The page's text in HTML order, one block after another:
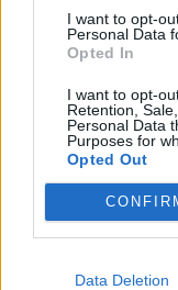
I want to opt-
Personal Data
Opted In
I want to opt-
Retention,
Personal Data
Purposes for
Opted Out
Data Deletion
12 το μεσημέρι και
υποβάλλονται
το τελευταίο
ΚΟΣΜΟΣ
Στα 81 δολάρια
πετρέλαιο
Πιέσεις στις
προοπτική
ελεύθερη
του Ορμούζ